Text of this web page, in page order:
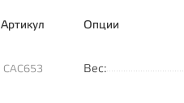
Артикул Опции
CAC653 Вес: